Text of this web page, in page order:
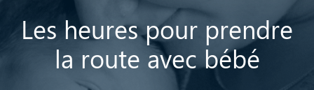
Les heures pour prendre
la route avec bébé